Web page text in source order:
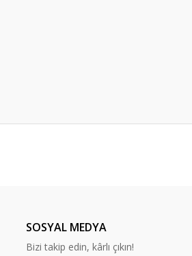
SOSYAL MEDYA
Bizi takip edin, kârlı çıkın!